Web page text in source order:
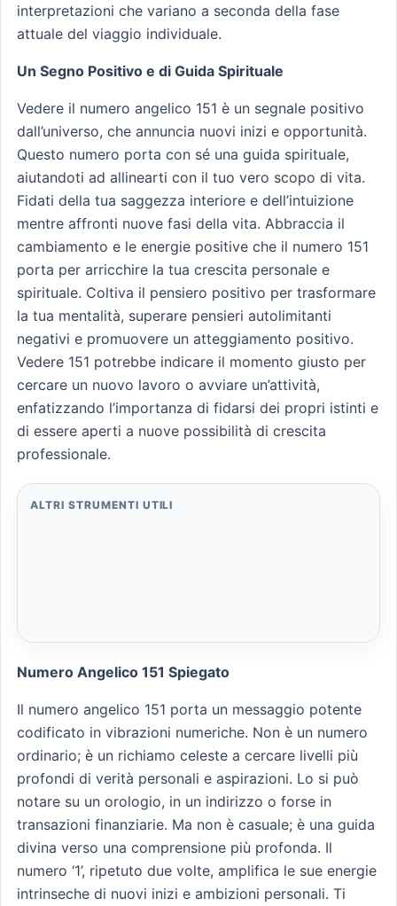
interpretazioni che variano a seconda della fase
attuale del viaggio individuale.
Un Segno Positivo e di Guida Spirituale
Vedere il numero angelico 151 è un segnale positivo
dall’universo, che annuncia nuovi inizi e opportunità.
Questo numero porta con sé una guida spirituale,
aiutandoti ad allinearti con il tuo vero scopo di vita.
Fidati della tua saggezza interiore e dell’intuizione
mentre affronti nuove fasi della vita. Abbraccia il
cambiamento e le energie positive che il numero 151
porta per arricchire la tua crescita personale e
spirituale. Coltiva il pensiero positivo per trasformare
la tua mentalità, superare pensieri autolimitanti
negativi e promuovere un atteggiamento positivo.
Vedere 151 potrebbe indicare il momento giusto per
cercare un nuovo lavoro o avviare un’attività,
enfatizzando l’importanza di fidarsi dei propri istinti e
di essere aperti a nuove possibilità di crescita
professionale.
ALTRI STRUMENTI UTILI
Numero Angelico 151 Spiegato
Il numero angelico 151 porta un messaggio potente
codificato in vibrazioni numeriche. Non è un numero
ordinario; è un richiamo celeste a cercare livelli più
profondi di verità personali e aspirazioni. Lo si può
notare su un orologio, in un indirizzo o forse in
transazioni finanziarie. Ma non è casuale; è una guida
divina verso una comprensione più profonda. Il
numero ‘1’, ripetuto due volte, amplifica le sue energie
intrinseche di nuovi inizi e ambizioni personali. Ti